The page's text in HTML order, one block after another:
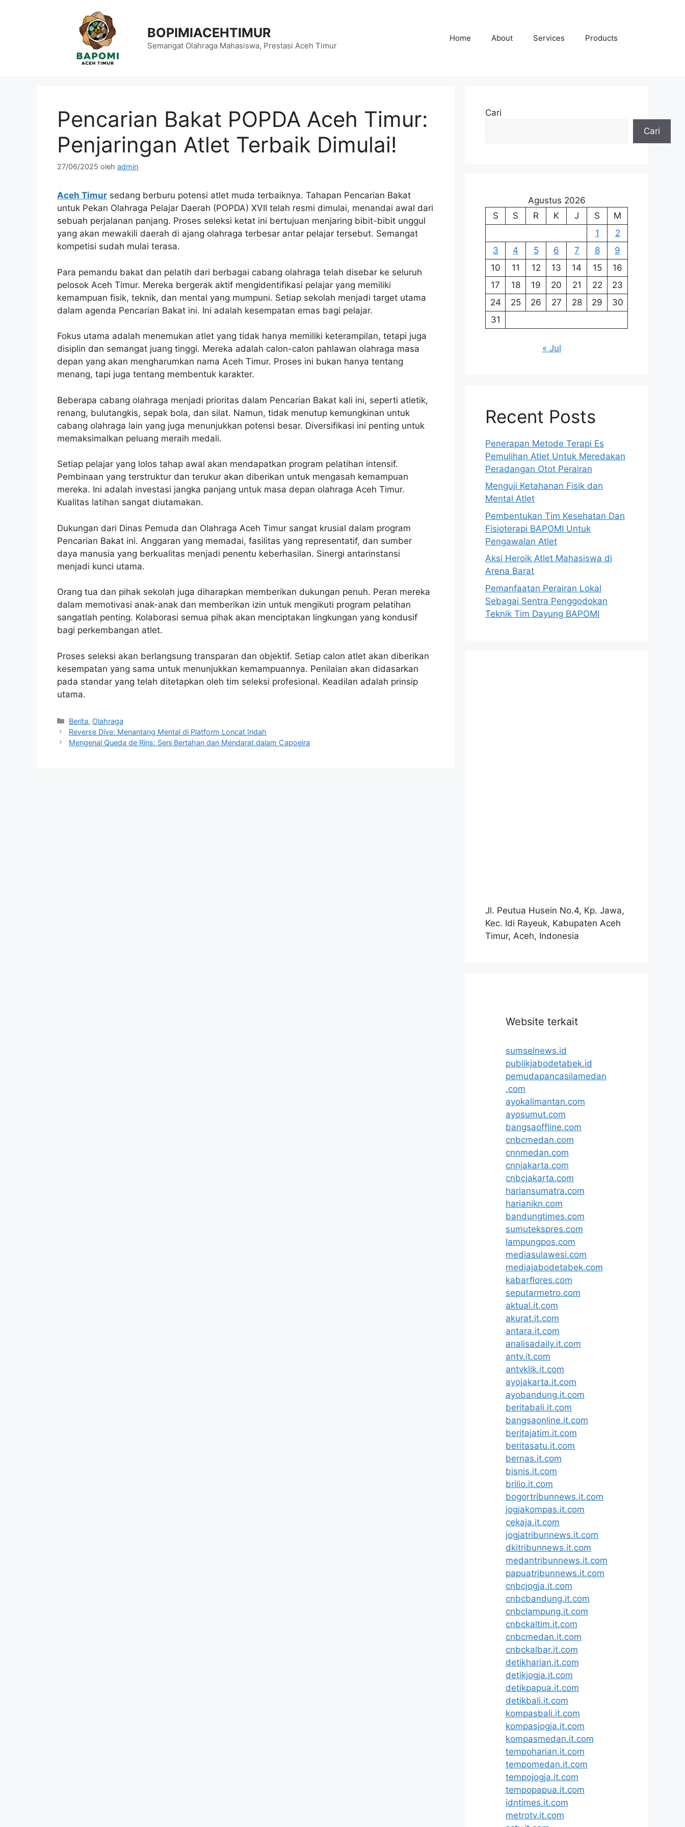
BOPIMIACEHTIMUR
Semangat Olahraga Mahasiswa, Prestasi Aceh Timur
Home About Services Products
Pencarian Bakat POPDA Aceh Timur:
Penjaringan Atlet Terbaik Dimulai!
27/06/2025 oleh admin
Aceh Timur sedang berburu potensi atlet muda terbaiknya. Tahapan Pencarian Bakat
untuk Pekan Olahraga Pelajar Daerah (POPDA) XVII telah resmi dimulai, menandai awal dari
sebuah perjalanan panjang. Proses seleksi ketat ini bertujuan menjaring bibit-bibit unggul
yang akan mewakili daerah di ajang olahraga terbesar antar pelajar tersebut. Semangat
kompetisi sudah mulai terasa.
Para pemandu bakat dan pelatih dari berbagai cabang olahraga telah disebar ke seluruh
pelosok Aceh Timur. Mereka bergerak aktif mengidentifikasi pelajar yang memiliki
kemampuan fisik, teknik, dan mental yang mumpuni. Setiap sekolah menjadi target utama
dalam agenda Pencarian Bakat ini. Ini adalah kesempatan emas bagi pelajar.
Fokus utama adalah menemukan atlet yang tidak hanya memiliki keterampilan, tetapi juga
disiplin dan semangat juang tinggi. Mereka adalah calon-calon pahlawan olahraga masa
depan yang akan mengharumkan nama Aceh Timur. Proses ini bukan hanya tentang
menang, tapi juga tentang membentuk karakter.
Beberapa cabang olahraga menjadi prioritas dalam Pencarian Bakat kali ini, seperti atletik,
renang, bulutangkis, sepak bola, dan silat. Namun, tidak menutup kemungkinan untuk
cabang olahraga lain yang juga menunjukkan potensi besar. Diversifikasi ini penting untuk
memaksimalkan peluang meraih medali.
Setiap pelajar yang lolos tahap awal akan mendapatkan program pelatihan intensif.
Pembinaan yang terstruktur dan terukur akan diberikan untuk mengasah kemampuan
mereka. Ini adalah investasi jangka panjang untuk masa depan olahraga Aceh Timur.
Kualitas latihan sangat diutamakan.
Dukungan dari Dinas Pemuda dan Olahraga Aceh Timur sangat krusial dalam program
Pencarian Bakat ini. Anggaran yang memadai, fasilitas yang representatif, dan sumber
daya manusia yang berkualitas menjadi penentu keberhasilan. Sinergi antarinstansi
menjadi kunci utama.
Orang tua dan pihak sekolah juga diharapkan memberikan dukungan penuh. Peran mereka
dalam memotivasi anak-anak dan memberikan izin untuk mengikuti program pelatihan
sangatlah penting. Kolaborasi semua pihak akan menciptakan lingkungan yang kondusif
bagi perkembangan atlet.
Proses seleksi akan berlangsung transparan dan objektif. Setiap calon atlet akan diberikan
kesempatan yang sama untuk menunjukkan kemampuannya. Penilaian akan didasarkan
pada standar yang telah ditetapkan oleh tim seleksi profesional. Keadilan adalah prinsip
utama.
Kategori
Berita, Olahraga
Reverse Dive: Menantang Mental di Platform Loncat Indah
Mengenal Queda de Rins: Seni Bertahan dan Mendarat dalam Capoeira
Cari
Cari
Agustus 2026
S
S R K J S
M
1
2
3
4 5 6 7 8
9
10
11 12 13 14 15
16
17
18 19 20 21 22
23
24
25 26 27 28 29
30
31
« Jul
Recent Posts
Penerapan Metode Terapi Es
Pemulihan Atlet Untuk Meredakan
Peradangan Otot Perairan
Menguji Ketahanan Fisik dan
Mental Atlet
Pembentukan Tim Kesehatan Dan
Fisioterapi BAPOMI Untuk
Pengawalan Atlet
Aksi Heroik Atlet Mahasiswa di
Arena Barat
Pemanfaatan Perairan Lokal
Sebagai Sentra Penggodokan
Teknik Tim Dayung BAPOMI
Jl. Peutua Husein No.4, Kp. Jawa,
Kec. Idi Rayeuk, Kabupaten Aceh
Timur, Aceh, Indonesia
Website terkait
sumselnews.id
publikjabodetabek.id
pemudapancasilamedan
.com
ayokalimantan.com
ayosumut.com
bangsaoffline.com
cnbcmedan.com
cnnmedan.com
cnnjakarta.com
cnbcjakarta.com
hariansumatra.com
harianikn.com
bandungtimes.com
sumutekspres.com
lampungpos.com
mediasulawesi.com
mediajabodetabek.com
kabarflores.com
seputarmetro.com
aktual.it.com
akurat.it.com
antara.it.com
analisadaily.it.com
antv.it.com
antvklik.it.com
ayojakarta.it.com
ayobandung.it.com
beritabali.it.com
bangsaonline.it.com
beritajatim.it.com
beritasatu.it.com
bernas.it.com
bisnis.it.com
brilio.it.com
bogortribunnews.it.com
jogjakompas.it.com
cekaja.it.com
jogjatribunnews.it.com
dkitribunnews.it.com
medantribunnews.it.com
papuatribunnews.it.com
cnbcjogja.it.com
cnbcbandung.it.com
cnbclampung.it.com
cnbckaltim.it.com
cnbcmedan.it.com
cnbckalbar.it.com
detikharian.it.com
detikjogja.it.com
detikpapua.it.com
detikbali.it.com
kompasbali.it.com
kompasjogja.it.com
kompasmedan.it.com
tempoharian.it.com
tempomedan.it.com
tempojogja.it.com
tempopapua.it.com
idntimes.it.com
metrotv.it.com